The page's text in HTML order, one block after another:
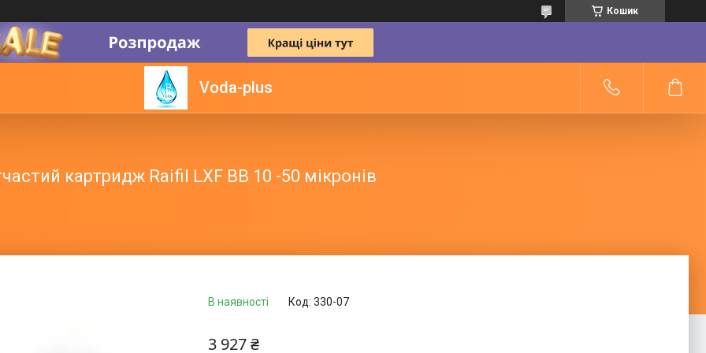
Кошик
Voda-plus
картридж Raifil LXF BB 10 -50 мікронів
В наявності Код: 330-07
3 927 ₴